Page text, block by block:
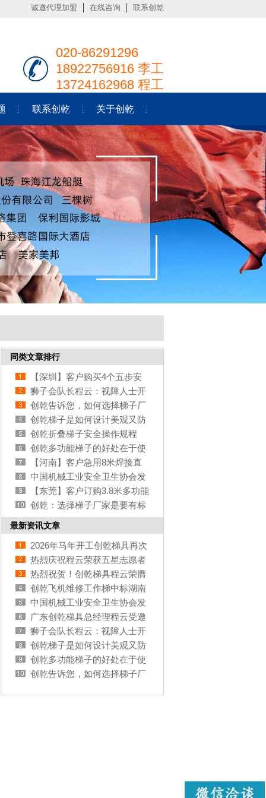
诚邀代理加盟 在线咨询 联系创乾
020-86291296
18922756916 李工
13724162968 程工
联系创乾 关于创乾
同类文章排行
【深圳】客户购买4个五步安
全梯人字工程梯
狮子会队长程云：视障人士开
启“烹饪之旅”
创乾告诉您，如何选择梯子厂
家才是最好的
创乾梯子是如何设计美观又防
腐蚀
创乾折叠梯子安全操作规程
创乾多功能梯子的好处在于使
用用途多
【河南】客户急用8米焊接直
梯，伸缩
中国机械工业安全卫生协会发
布三项梯子类团体标准
【东莞】客户订购3.8米多功能
伸缩梯，家庭使用
创乾：选择梯子厂家是要有标
准的
最新资讯文章
2026年马年开工创乾梯具再次
供货九元航空
热烈庆祝程云荣获五星志愿者
称号
热烈祝贺！创乾梯具程云荣膺
2025年度广东省五星级红十字
志愿者
创乾飞机维修工作梯中标湖南
机场集团
中国机械工业安全卫生协会发
布三项梯子类团体标准
广东创乾梯具总经理程云受邀
中国机械工业安全卫生协会登
高安全设备分会邀请参与2025
年应博会应急救援展
狮子会队长程云：视障人士开
启“烹饪之旅”
创乾梯子是如何设计美观又防
腐蚀
创乾多功能梯子的好处在于使
用用途多
创乾告诉您，如何选择梯子厂